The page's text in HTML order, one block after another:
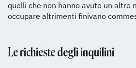
quelli che non hanno avuto un altro
occupare altrimenti finivano
Le richieste degli inquilini